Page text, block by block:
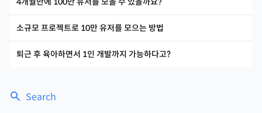
Search
소규모 프로젝트로 10만 유저를 모으는 방법
퇴근 후 육아하면서 1인 개발까지 가능하다고?